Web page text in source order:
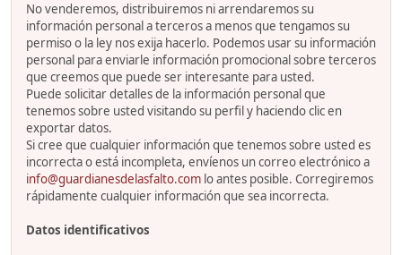
No venderemos, distribuiremos ni arrendaremos su
información personal a terceros a menos que tengamos su
permiso o la ley nos exija hacerlo. Podemos usar su información
personal para enviarle información promocional sobre terceros
que creemos que puede ser interesante para usted.
Puede solicitar detalles de la información personal que
tenemos sobre usted visitando su perfil y haciendo clic en
exportar datos.
Si cree que cualquier información que tenemos sobre usted es
incorrecta o está incompleta, envíenos un correo electrónico a
info@guardianesdelasfalto.com lo antes posible. Corregiremos
rápidamente cualquier información que sea incorrecta.
Datos identificativos